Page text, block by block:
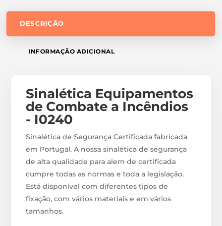
DESCRIÇÃO
INFORMAÇÃO ADICIONAL
Sinalética Equipamentos
de Combate a Incêndios
- I0240
Sinalética de Segurança Certificada fabricada
em Portugal. A nossa sinalética de segurança
de alta qualidade para alem de certificada
cumpre todas as normas e toda a legislação.
Está disponível com diferentes tipos de
fixação, com vários materiais e em vários
tamanhos.